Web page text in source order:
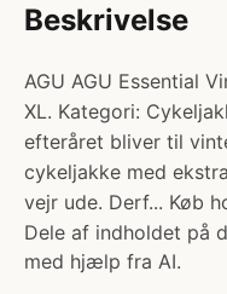
Beskrivelse
AGU AGU Essential
XL. Kategori:
efteråret bliver til
cykeljakke med
vejr ude. Derf... Køb
Dele af indholdet på
med hjælp fra AI.